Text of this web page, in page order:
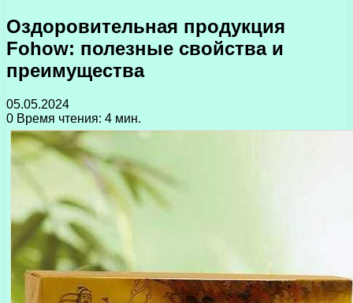
Оздоровительная продукция
Fohow: полезные свойства и
преимущества
05.05.2024
0 Время чтения: 4 мин.